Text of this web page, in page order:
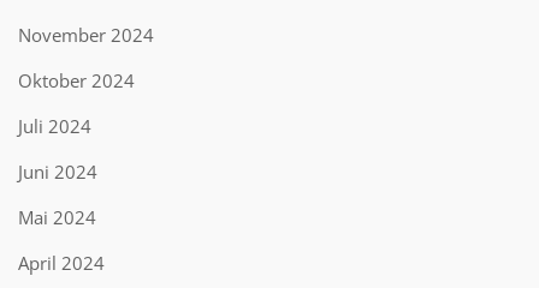
November 2024
Oktober 2024
Juli 2024
Juni 2024
Mai 2024
April 2024